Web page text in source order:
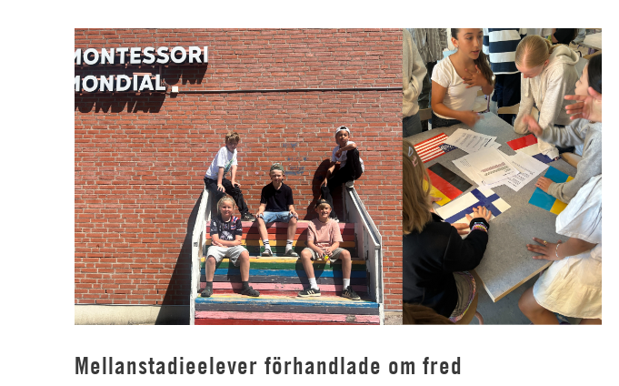
Mellanstadieelever förhandlade om fred